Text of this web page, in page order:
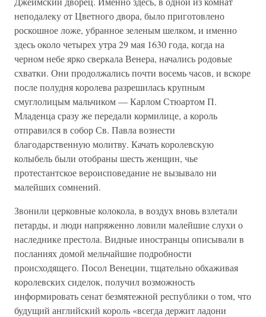
неподалеку от Цветного двора, было приготовлено
роскошное ложе, убранное зеленым шелком, и именно
здесь около четырех утра 29 мая 1630 года, когда на
черном небе ярко сверкала Венера, начались родовые
схватки. Они продолжались почти восемь часов, и вскоре
после полудня королева разрешилась крупным
смуглолицым мальчиком — Карлом Стюартом П.
Младенца сразу же передали кормилице, а король
отправился в собор Св. Павла вознести
благодарственную молитву. Качать королевскую
колыбель были отобраны шесть женщин, чье
протестантское вероисповедание не вызывало ни
малейших сомнений.
Звонили церковные колокола, в воздух вновь взлетали
петарды, и люди напряженно ловили малейшие слухи о
наследнике престола. Видные иностранцы описывали в
посланиях домой мельчайшие подробности
происходящего. Посол Венеции, тщательно обхаживая
королевских сиделок, получил возможность
информировать сенат безмятежной республики о том, что
будущий английский король «всегда держит ладони